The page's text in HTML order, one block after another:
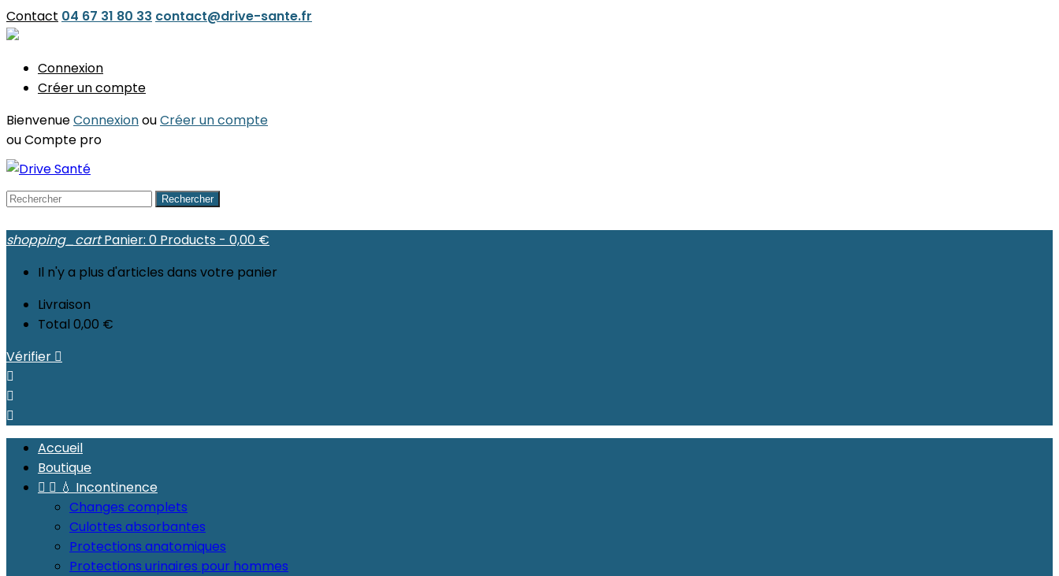
Contact 04 67 31 80 33 contact@drive-sante.fr
Connexion
Créer un compte
BienvenueConnexionouCréer un compte
ouCompte pro
Rechercher
shopping_cart Panier: 0 Products - 0,00 €
Il n'y a plus d'articles dans votre panier
Livraison
Total 0,00 €
Vérifier 



Accueil
Boutique
  💧 Incontinence
Changes complets
Culottes absorbantes
Protections anatomiques
Protections urinaires pour hommes